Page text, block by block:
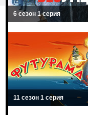
6 сезон 1 серия
11 сезон 1 серия